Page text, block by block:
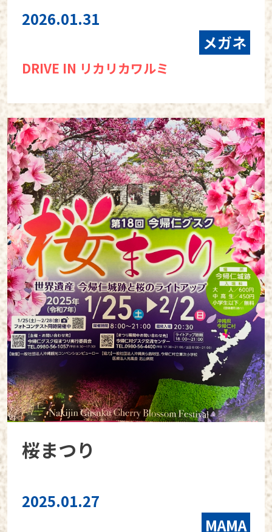
2026.01.31
メガネ
DRIVE IN リカリカワルミ
桜まつり
2025.01.27
MAMA